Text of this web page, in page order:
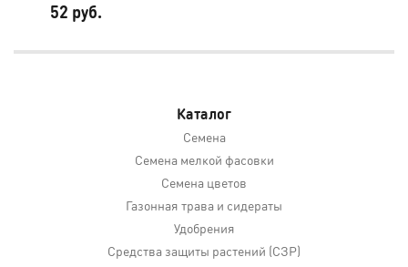
52 руб.
Каталог
Семена
Семена мелкой фасовки
Семена цветов
Газонная трава и сидераты
Удобрения
Средства защиты растений (СЗР)